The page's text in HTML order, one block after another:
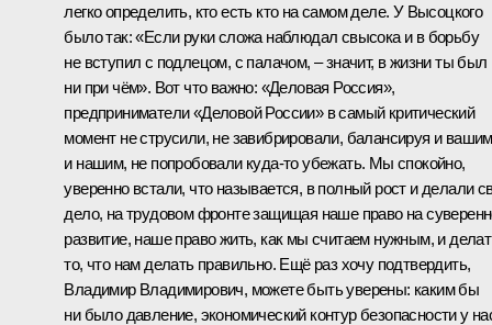
легко определить, кто есть кто на самом деле. У Высоцкого
было так: «Если руки сложа наблюдал свысока и в борьбу
не вступил с подлецом, с палачом, – значит, в жизни ты был
ни при чём». Вот что важно: «Деловая Россия»,
предприниматели «Деловой России» в самый критический
момент не струсили, не завибрировали, балансируя и
и нашим, не попробовали куда-то убежать. Мы спокойно,
уверенно встали, что называется, в полный рост и делали
дело, на трудовом фронте защищая наше право на
развитие, наше право жить, как мы считаем нужным, и
то, что нам делать правильно. Ещё раз хочу подтвердить,
Владимир Владимирович, можете быть уверены: каким бы
ни было давление, экономический контур безопасности у